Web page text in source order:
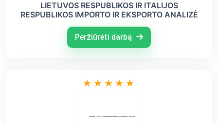
LIETUVOS RESPUBLIKOS IR ITALIJOS
RESPUBLIKOS IMPORTO IR EKSPORTO ANALIZĖ
Peržiūrėti darbą